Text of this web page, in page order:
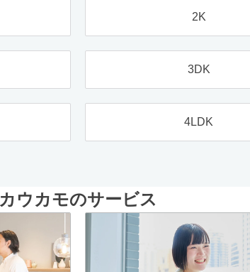
2K
3DK
4LDK
カウカモのサービス